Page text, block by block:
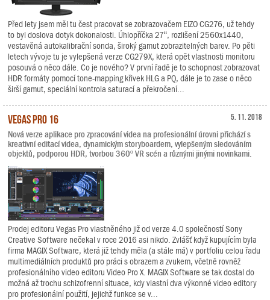
Před lety jsem měl tu čest pracovat se zobrazovačem EIZO CG276, už tehdy
to byl doslova dotyk dokonalosti. Úhlopříčka 27“, rozlišení 2560x1440,
vestavěná autokalibrační sonda, široký gamut zobrazitelných barev. Po pěti
letech vývoje tu je vylepšená verze CG279X, která opět vlastnosti monitoru
posouvá o něco dále. Co je nového? V první řadě je to schopnost zobrazovat
HDR formáty pomocí tone-mapping křivek HLG a PQ, dále je to zase o něco
širší gamut, speciální kontrola saturací a překročení...
5. 11. 2018
Vegas Pro 16
Nová verze aplikace pro zpracování videa na profesionální úrovni přichází s
kreativní editací videa, dynamickým storyboardem, vylepšeným sledováním
objektů, podporou HDR, tvorbou 360º VR scén a různými jinými novinkami.
Prodej editoru Vegas Pro vlastněného již od verze 4.0 společností Sony
Creative Software nečekal v roce 2016 asi nikdo. Zvlášť když kupujícím byla
firma MAGIX Software, která již tehdy měla (a stále má) v portfoliu celou řadu
multimediálních produktů pro práci s obrazem a zvukem, včetně rovněž
profesionálního video editoru Video Pro X. MAGIX Software se tak dostal do
možná až trochu schizofrenní situace, kdy vlastní dva výkonné video editory
pro profesionální použití, jejichž funkce se v...